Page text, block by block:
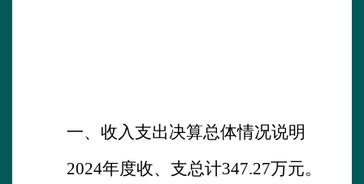
一、收入支出决算总体情况说明
2024年度收、支总计347.27万元。